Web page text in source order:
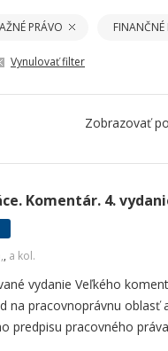
PRÁVO FINANČNÉ
Vynulovať filter
Zobrazovať po
Komentár. 4.
, a kol.
vydanie Veľkého
na pracovnoprávnu oblasť
predpisu pracovného